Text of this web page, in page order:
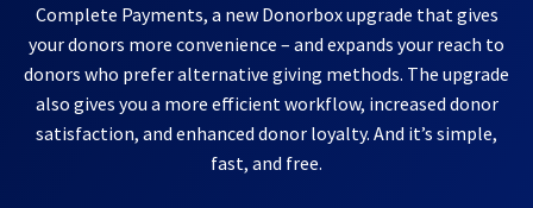
Complete Payments, a new Donorbox upgrade that gives
your donors more convenience – and expands your reach to
donors who prefer alternative giving methods. The upgrade
also gives you a more efficient workflow, increased donor
satisfaction, and enhanced donor loyalty. And it’s simple,
fast, and free.